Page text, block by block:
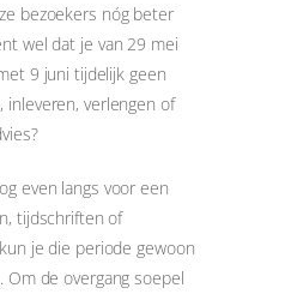
bezoekers nóg beter
wel dat je van 29 mei
9 juni tijdelijk geen
verlengen of
even langs voor een
tijdschriften of
je die periode gewoon
Om de overgang soepel